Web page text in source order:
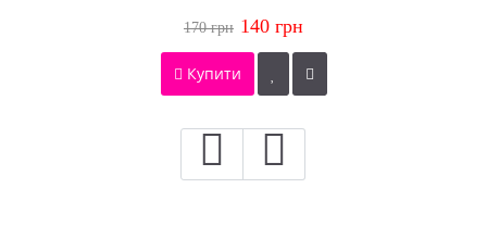
170 грн 140 грн
Купити